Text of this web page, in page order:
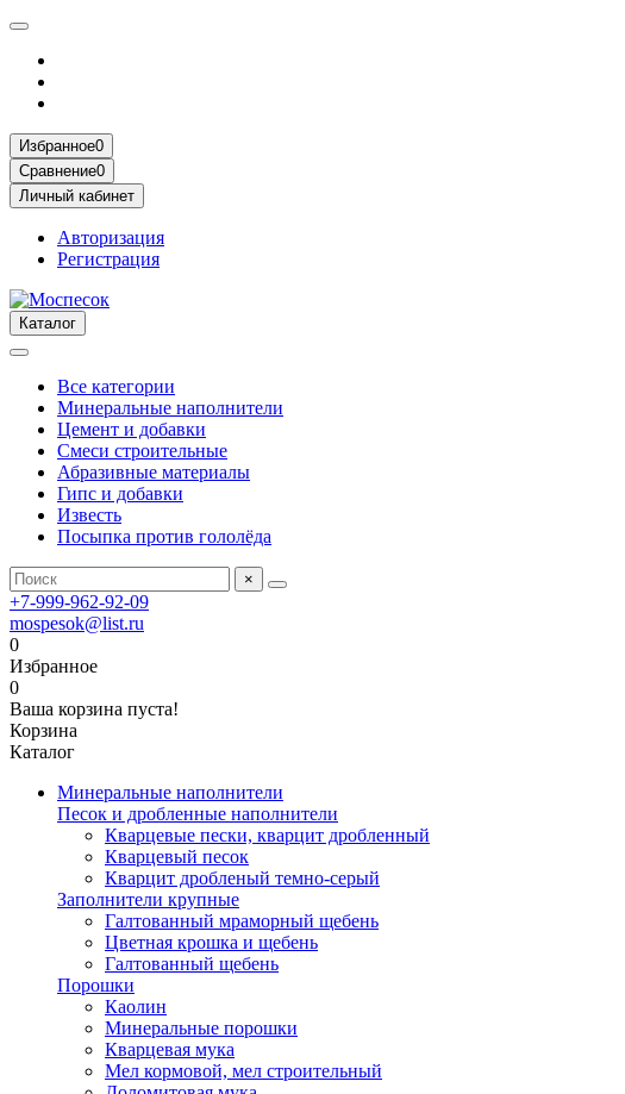
Избранное0
Сравнение0
Личный кабинет
Авторизация
Регистрация
Каталог
Все категории
Минеральные наполнители
Цемент и добавки
Смеси строительные
Абразивные материалы
Гипс и добавки
Известь
Посыпка против гололёда
×
+7-999-962-92-09
mospesok@list.ru
0
Избранное
0
Ваша корзина пуста!
Корзина
Каталог
Минеральные наполнители
Песок и дробленные наполнители
Кварцевые пески, кварцит дробленный
Кварцевый песок
Кварцит дробленый темно-серый
Заполнители крупные
Галтованный мраморный щебень
Цветная крошка и щебень
Галтованный щебень
Порошки
Каолин
Минеральные порошки
Кварцевая мука
Мел кормовой, мел строительный